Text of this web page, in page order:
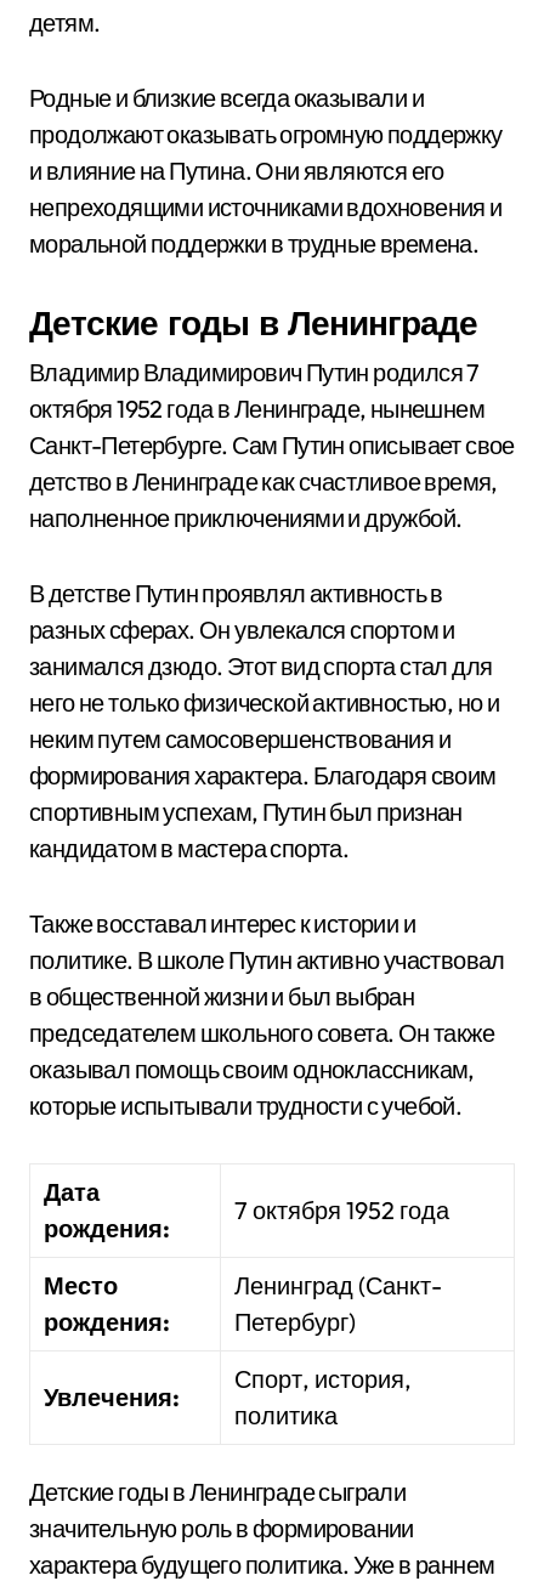
детям.
Родные и близкие всегда оказывали и
продолжают оказывать огромную поддержку
и влияние на Путина. Они являются его
непреходящими источниками вдохновения и
моральной поддержки в трудные времена.
Детские годы в Ленинграде
Владимир Владимирович Путин родился 7
октября 1952 года в Ленинграде, нынешнем
Санкт-Петербурге. Сам Путин описывает свое
детство в Ленинграде как счастливое время,
наполненное приключениями и дружбой.
В детстве Путин проявлял активность в
разных сферах. Он увлекался спортом и
занимался дзюдо. Этот вид спорта стал для
него не только физической активностью, но и
неким путем самосовершенствования и
формирования характера. Благодаря своим
спортивным успехам, Путин был признан
кандидатом в мастера спорта.
Также восставал интерес к истории и
политике. В школе Путин активно участвовал
в общественной жизни и был выбран
председателем школьного совета. Он также
оказывал помощь своим одноклассникам,
которые испытывали трудности с учебой.
Дата
рождения:
7 октября 1952 года
Место
рождения:
Ленинград (Санкт-
Петербург)
Увлечения:
Спорт, история,
политика
Детские годы в Ленинграде сыграли
значительную роль в формировании
характера будущего политика. Уже в раннем